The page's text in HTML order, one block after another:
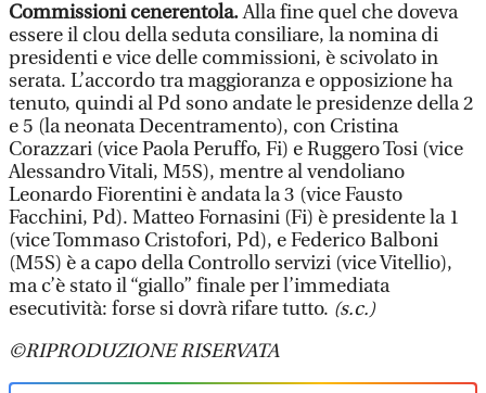
Commissioni cenerentola.Alla fine quel che doveva
essere il clou della seduta consiliare, la nomina di
presidenti e vice delle commissioni, è scivolato in
serata. L’accordo tra maggioranza e opposizione ha
tenuto, quindi al Pd sono andate le presidenze della 2
e 5 (la neonata Decentramento), con Cristina
Corazzari (vice Paola Peruffo, Fi) e Ruggero Tosi (vice
Alessandro Vitali, M5S), mentre al vendoliano
Leonardo Fiorentini è andata la 3 (vice Fausto
Facchini, Pd). Matteo Fornasini (Fi) è presidente la 1
(vice Tommaso Cristofori, Pd), e Federico Balboni
(M5S) è a capo della Controllo servizi (vice Vitellio),
ma c’è stato il “giallo” finale per l’immediata
esecutività: forse si dovrà rifare tutto. (s.c.)
©RIPRODUZIONE RISERVATA